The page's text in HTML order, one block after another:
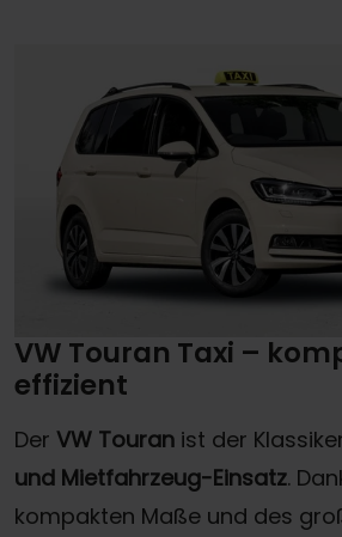
VW Touran Taxi –
effizient
Der VW Touran ist der
und Mietfahrzeug-Einsatz.
kompakten Maße und des